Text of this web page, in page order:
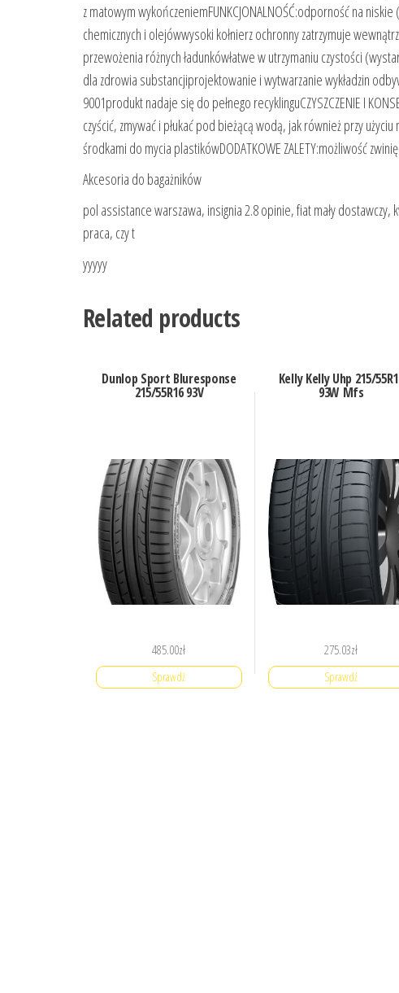
z matowym wykończeniemFUNKCJONALNOŚĆ:odporność na
chemicznych i olejówwysoki kołnierz ochronny zatrzymuje
przewożenia różnych ładunkówłatwe w utrzymaniu czystości
dla zdrowia substancjiprojektowanie i wytwarzanie wykładzin
9001produkt nadaje się do pełnego recyklinguCZYSZCZENIE I
czyścić, zmywać i płukać pod bieżącą wodą, jak również przy
środkami do mycia plastikówDODATKOWE ZALETY:możliwość
Akcesoria do bagażników
pol assistance warszawa, insignia 2.8 opinie, fiat mały
praca, czy t
yyyyy
Related products
Dunlop Sport Bluresponse
215/55R16 93V
485.00zł
Sprawdź
Kelly Kelly Uhp 215/
93W Mfs
275.03zł
Sprawdź